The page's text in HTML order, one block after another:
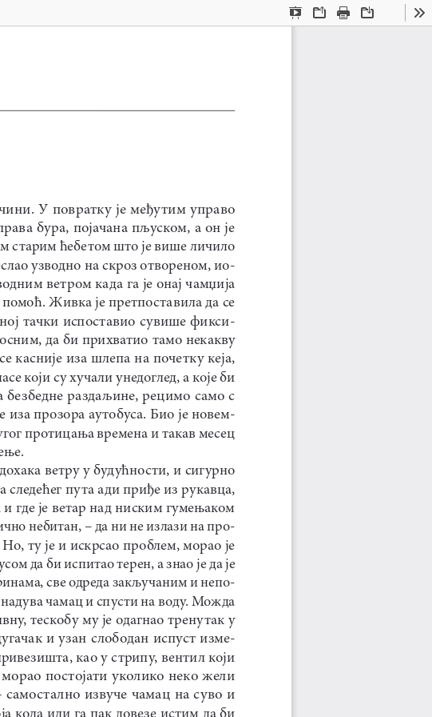
Presentation
OpenPrint Download
Current
View
У повратку је међутим управо
бура, појачана пљуском, а он је
старим ћебетом што је више личило
узводно на скроз отвореном, ио-
ветром када га је онај чамџија
Живка је претпоставила да се
тачки испоставио сувише фикси-
да би прихватио тамо некакву
касније иза шлепа на почетку кеја,
који су хучали унедоглед, а које би
безбедне раздаљине, рецимо само с
прозора аутобуса. Био је новем-
протицања времена и такав месец
ветру у будућности, и сигурно
следећег пута ади приђе из рукавца,
и где је ветар над ниским гумењаком
небитан, – да ни не излази на про-
ту је и искрсао проблем, морао је
да би испитао терен, а знао је да је
све одреда закључаним и непо-
чамац и спусти на воду. Можда
тескобу му је одагнао тренутак у
и узан слободан испуст изме-
као у стрипу, вентил који
морао постојати уколико неко жели
извуче чамац на суво и
кола или га пак довезе истим да би